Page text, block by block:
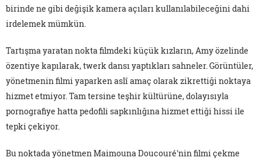
birinde ne gibi değişik kamera açıları kullanılabileceğini dahi
irdelemek mümkün.
Tartışma yaratan nokta filmdeki küçük kızların, Amy özelinde
özentiye kapılarak, twerk dansı yaptıkları sahneler. Görüntüler,
yönetmenin filmi yaparken aslî amaç olarak zikrettiği noktaya
hizmet etmiyor. Tam tersine teşhir kültürüne, dolayısıyla
pornografiye hatta pedofili sapkınlığına hizmet ettiği hissi ile
tepki çekiyor.
Bu noktada yönetmen Maimouna Doucouré'nin filmi çekme